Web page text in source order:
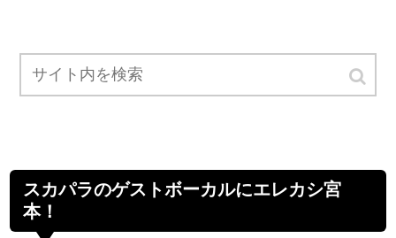
スカパラのゲストボーカルにエレカシ宮
本！